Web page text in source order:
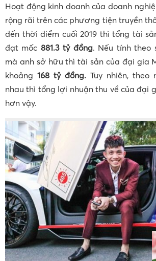
Hoạt động kinh doanh của doanh
rộng rãi trên các phương tiện truyền
đến thời điểm cuối 2019 thì tổng tài
đạt mốc 881.3 tỷ đồng. Nếu tính theo
mà anh sở hữu thì tài sản của đại gia
khoảng 168 tỷ đồng. Tuy nhiên, theo
nhau thì tổng lợi nhuận thu về của đại
hơn vậy.